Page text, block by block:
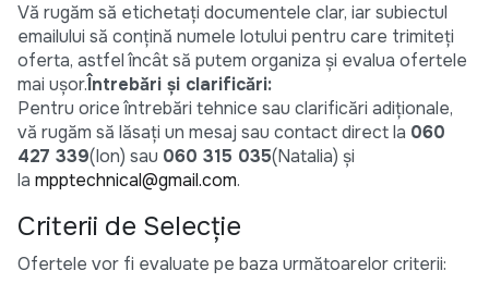
Vă rugăm să etichetați documentele clar, iar subiectul
emailului să conțină numele lotului pentru care trimiteți
oferta, astfel încât să putem organiza și evalua ofertele
mai ușor.Întrebări și clarificări:
Pentru orice întrebări tehnice sau clarificări adiționale,
vă rugăm să lăsați un mesaj sau contact direct la 060
427 339(Ion) sau 060 315 035(Natalia) și
la mpptechnical@gmail.com.
Criterii de Selecție
Ofertele vor fi evaluate pe baza următoarelor criterii: